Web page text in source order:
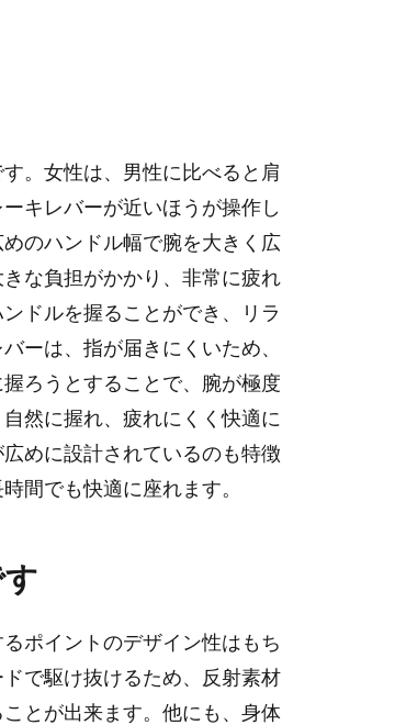
。女性は、男性に比べると肩
キレバーが近いほうが操作し
のハンドル幅で腕を大きく広
な負担がかかり、非常に疲れ
ドルを握ることができ、リラ
ーは、指が届きにくいため、
ろうとすることで、腕が極度
然に握れ、疲れにくく快適に
めに設計されているのも特徴
間でも快適に座れます。
ポイントのデザイン性はもち
で駆け抜けるため、反射素材
とが出来ます。他にも、身体